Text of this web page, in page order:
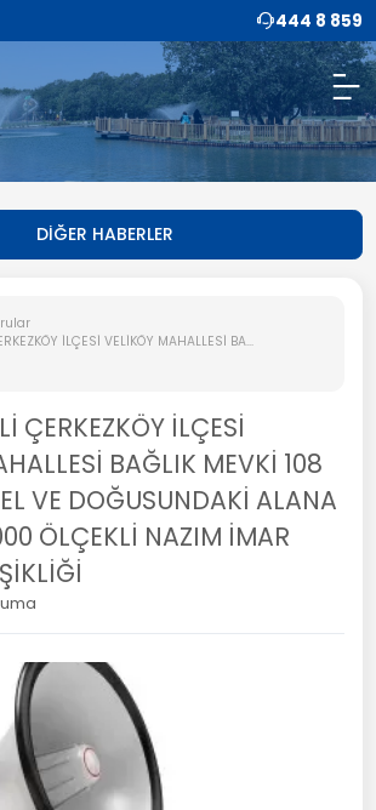
444 8 859
DİĞER HABERLER
İLÇESİ VELİKÖY MAHALLESİ BA...
ÇERKEZKÖY İLÇESİ
BAĞLIK MEVKİ 108
VE DOĞUSUNDAKİ ALANA
ÖLÇEKLİ NAZIM İMAR